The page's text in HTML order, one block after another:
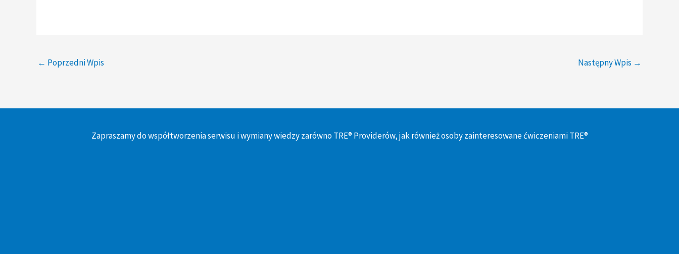
← Poprzedni Wpis Następny Wpis →
Zapraszamy do współtworzenia serwisu i wymiany wiedzy zarówno TRE® Providerów, jak również osoby zainteresowane ćwiczeniami TRE®